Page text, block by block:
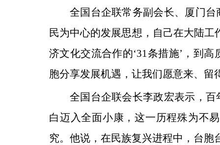
全国台企联常务副会长、厦门
民为中心的发展思想，自己在大陆
济文化交流合作的‘31条措施’，到
胞分享发展机遇，让我们愿意来、留
全国台企联会长李政宏表示，
白迈入全面小康，这一历程殊为不
究。他说，在民族复兴进程中，台